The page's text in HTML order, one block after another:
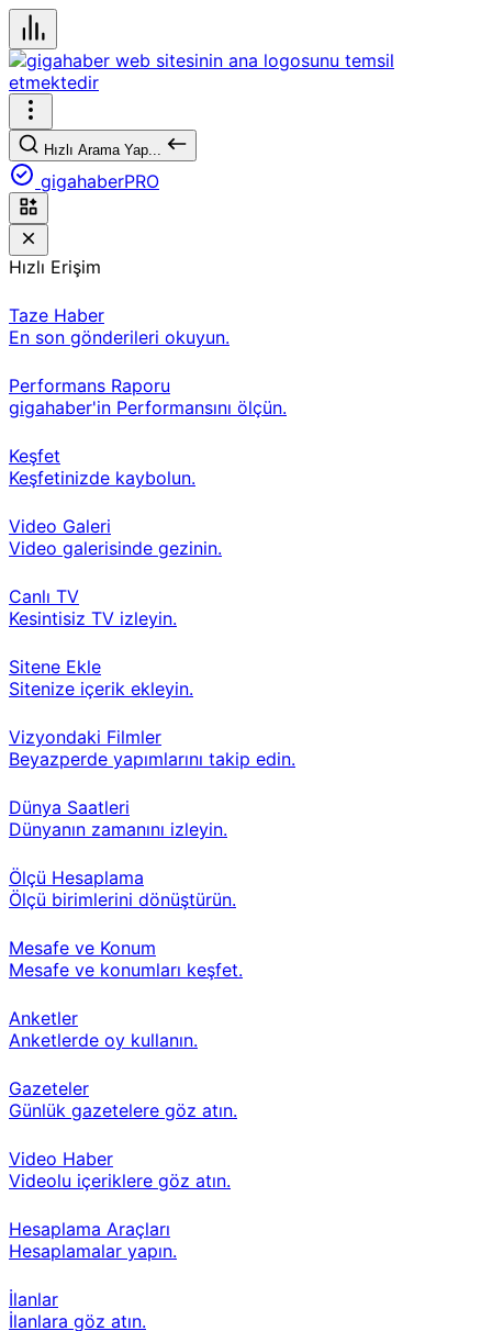
Hızlı Arama Yap...
gigahaberPRO
Hızlı Erişim
Taze Haber
En son gönderileri okuyun.
Performans Raporu
gigahaber'in Performansını ölçün.
Keşfet
Keşfetinizde kaybolun.
Video Galeri
Video galerisinde gezinin.
Canlı TV
Kesintisiz TV izleyin.
Sitene Ekle
Sitenize içerik ekleyin.
Vizyondaki Filmler
Beyazperde yapımlarını takip edin.
Dünya Saatleri
Dünyanın zamanını izleyin.
Ölçü Hesaplama
Ölçü birimlerini dönüştürün.
Mesafe ve Konum
Mesafe ve konumları keşfet.
Anketler
Anketlerde oy kullanın.
Gazeteler
Günlük gazetelere göz atın.
Video Haber
Videolu içeriklere göz atın.
Hesaplama Araçları
Hesaplamalar yapın.
İlanlar
İlanlara göz atın.